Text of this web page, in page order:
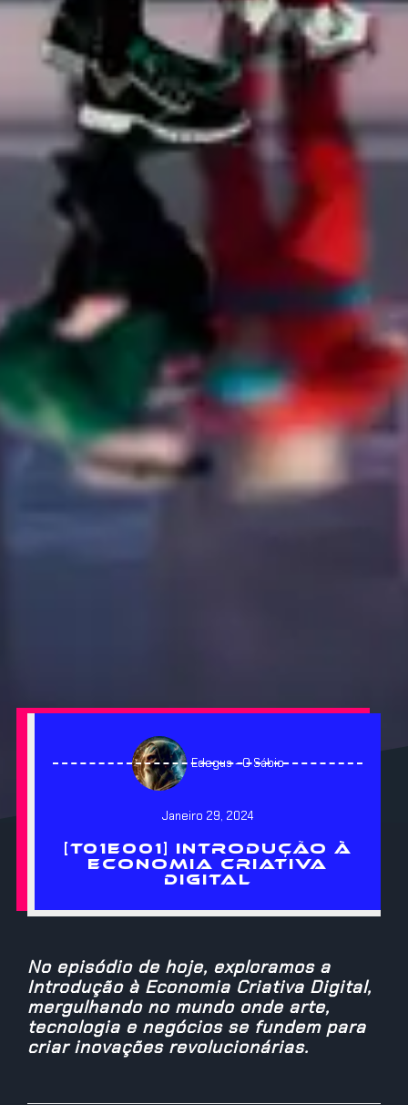
Edegus - O Sábio
Janeiro 29, 2024
[T01E001] INTRODUÇÃO À
ECONOMIA CRIATIVA
DIGITAL
No episódio de hoje, exploramos a
Introdução à Economia Criativa Digital,
mergulhando no mundo onde arte,
tecnologia e negócios se fundem para
criar inovações revolucionárias.